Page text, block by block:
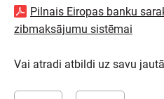
Pilnais Eiropas banku
zibmaksājumu sistēmai
Vai atradi atbildi uz savu